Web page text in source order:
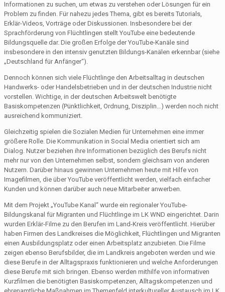
Informationen zu suchen, um etwas zu verstehen oder Lösungen für ein
Problem zu finden. Für nahezu jedes Thema, gibt es bereits Tutorials,
Erklär-Videos, Vorträge oder Diskussionen. Insbesondere bei der
Sprachförderung von Flüchtlingen stellt YouTube eine bedeutende
Bildungsquelle dar. Die großen Erfolge der YouTube-Kanäle sind
insbesondere in den intensiv genutzten Bildungs-Kanälen erkennbar (siehe
„Deutschland für Anfänger“).
Dennoch können sich viele Flüchtlinge den Arbeitsalltag in deutschen
Handwerks- oder Handelsbetrieben und in der deutschen Industrie nicht
vorstellen. Wichtige, in der deutschen Arbeitswelt benötigte
Basiskompetenzen (Pünktlichkeit, Ordnung, Disziplin…) werden noch nicht
ausreichend kommuniziert.
Gleichzeitig spielen die Sozialen Medien für Unternehmen eine immer
größere Rolle. Die Kommunikation in Social Media orientiert sich am
Dialog. Nutzer beziehen ihre Informationen bezüglich des Berufs nicht
mehr nur von den Unternehmen selbst, sondern gleichsam von anderen
Nutzern. Darüber hinaus gewinnen Unternehmen heute mit Hilfe von
Imagefilmen, die über YouTube veröffentlicht werden, vielfach einfacher
Kunden und können darüber auch neue Mitarbeiter anwerben.
Mit dem Projekt „YouTube Kanal“ wurde ein regionaler YouTube-
Bildungskanal für Migranten und Flüchtlinge im LK WND eingerichtet. Darin
wurden Erklär-Filme zu den Berufen im Land-Kreis veröffentlicht. Hierüber
haben Firmen des Landkreises die Möglichkeit, Flüchtlingen und Migranten
einen Ausbildungsplatz oder einen Arbeitsplatz anzubieten. Die Filme
zeigen ebenso Berufsbilder, die im Landkreis angeboten werden und wie
diese Berufe in der Alltagspraxis funktionieren und welche Anforderungen
diese Berufe mit sich bringen. Ebenso werden mithilfe von informativen
Kurzfilmen die benötigten Basiskompetenzen, Alltagskompetenzen und